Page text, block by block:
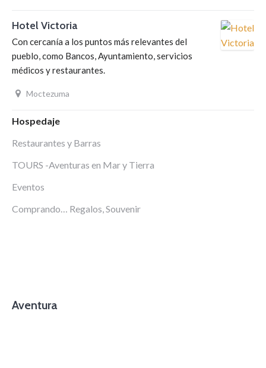
Hotel Victoria
Con cercanía a los puntos más relevantes del
pueblo, como Bancos, Ayuntamiento, servicios
médicos y restaurantes.
Moctezuma
Hospedaje
Restaurantes y Barras
TOURS -Aventuras en Mar y Tierra
Eventos
Comprando… Regalos, Souvenir
Aventura